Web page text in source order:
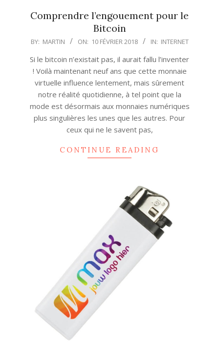
Comprendre l’engouement pour le
Bitcoin
2018-
10
BY: MARTIN ON: 10 FÉVRIER 2018 IN: INTERNET
Si le bitcoin n’existait pas, il aurait fallu l’inventer
! Voilà maintenant neuf ans que cette monnaie
virtuelle influence lentement, mais sûrement
notre réalité quotidienne, à tel point que la
mode est désormais aux monnaies numériques
plus singulières les unes que les autres. Pour
ceux qui ne le savent pas,
CONTINUE READING